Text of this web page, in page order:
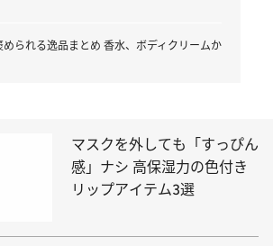
められる逸品まとめ 香水、ボディクリームか
マスクを外しても「すっぴん
感」ナシ 高保湿力の色付き
リップアイテム3選